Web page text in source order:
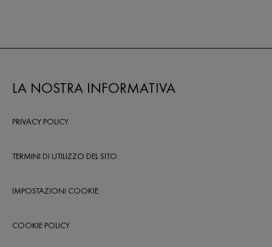
LA NOSTRA INFORMATIVA
PRIVACY POLICY
TERMINI DI UTILIZZO DEL SITO
IMPOSTAZIONI COOKIE
COOKIE POLICY